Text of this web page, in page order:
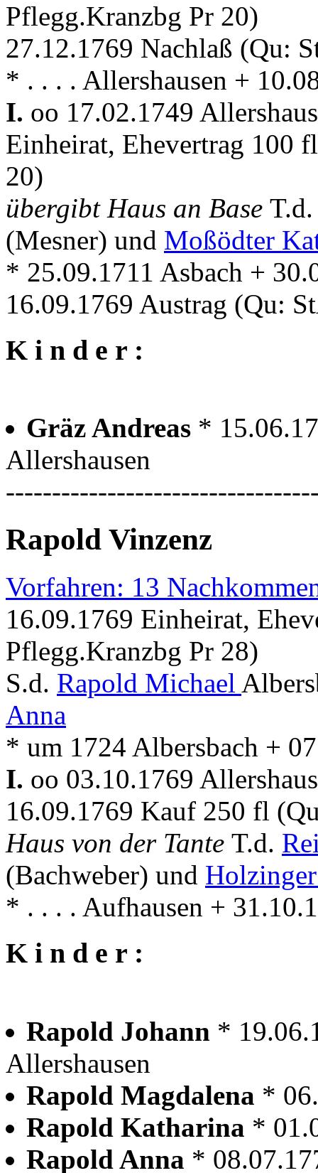
Pflegg.Kranzbg Pr 20)
27.12.1769 Nachlaß (Qu:
* . . . . Allershausen +
I. oo 17.02.1749
Einheirat, Ehevertrag 100
20)
übergibt Haus an Base
(Mesner) und Moßödter
* 25.09.1711 Asbach +
16.09.1769 Austrag (Qu:
K i n d e r :
Gräz Andreas *
Allershausen
Rapold Vinzenz
Vorfahren: 13
16.09.1769 Einheirat,
Pflegg.Kranzbg Pr 28)
S.d. Rapold Michael
Anna
* um 1724 Albersbach +
I. oo 03.10.1769
16.09.1769 Kauf 250 fl
Haus von der Tante T.d.
(Bachweber) und
* . . . . Aufhausen +
K i n d e r :
Rapold Johann *
Allershausen
Rapold Magdalena *
Rapold Katharina *
Rapold Anna *